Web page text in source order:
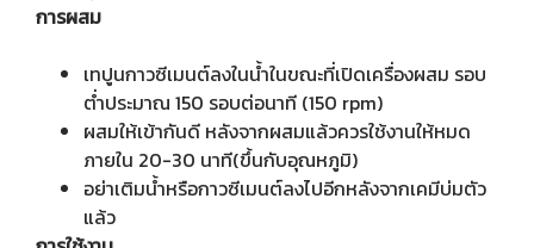
การผสม
เทปูนกาวซีเมนต์ลงในน้ำในขณะที่เปิดเครื่องผสม รอบ
ต่ำประมาณ 150 รอบต่อนาที (150 rpm)
ผสมให้เข้ากันดี หลังจากผสมแล้วควรใช้งานให้หมด
ภายใน 20-30 นาที(ขึ้นกับอุณหภูมิ)
อย่าเติมน้ำหรือกาวซีเมนต์ลงไปอีกหลังจากเคมีบ่มตัว
แล้ว